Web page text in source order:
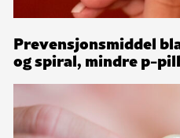
Prevensjonsmiddel
og spiral, mindre p-